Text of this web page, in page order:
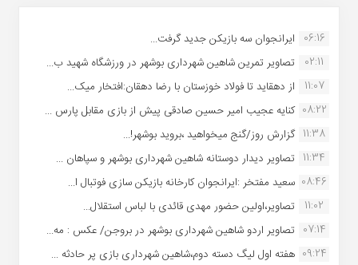
06:16 ایرانجوان سه بازیکن جدید گرفت...
02:11
تصاویر تمرین شاهین شهردارى بوشهر در ورزشگاه شهید ب...
11:07
از دهقاید تا فولاد خوزستان با رضا دهقان:افتخار میک...
08:22 کنایه عجیب امیر حسین صادقی پیش از بازی مقابل پارس ...
11:38 گزارش روز/گنج میخواهید ،بروید بوشهر!...
11:34 تصاویر دیدار دوستانه شاهین شهردارى بوشهر و سپاهان ...
08:46 سعید مفتخر :ایرانجوان کارخانه بازیکن سازی فوتبال ا...
11:02
تصاویر،اولین حضور مهدی قائدی با لباس استقلال...
07:14 تصاویر اردو شاهین شهرداری بوشهر در بروجن/ عکس : مه...
09:24 هفته اول لیگ دسته دوم،شاهین شهرداری بازی پر حادثه ...